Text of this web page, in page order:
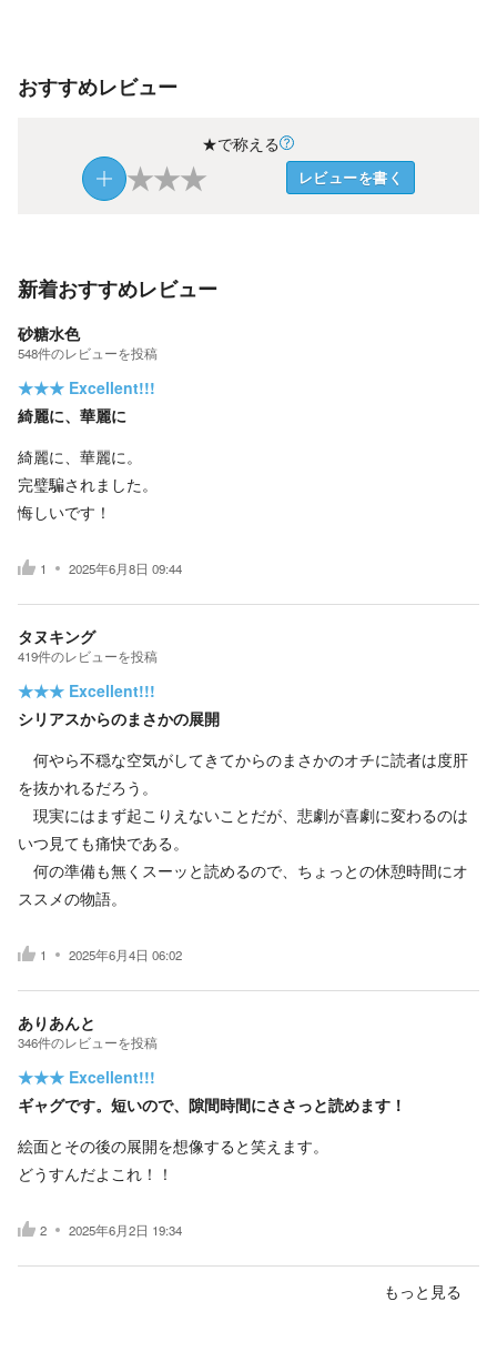
おすすめレビュー
★で称える
★★★ レビューを書く
新着おすすめレビュー
砂糖水色
548件のレビューを投稿
★★★ Excellent!!!
綺麗に、華麗に
綺麗に、華麗に。
完璧騙されました。
悔しいです！
1 2025年6月8日 09:44
タヌキング
419件のレビューを投稿
★★★ Excellent!!!
シリアスからのまさかの展開
何やら不穏な空気がしてきてからのまさかのオチに読者は度肝
を抜かれるだろう。
現実にはまず起こりえないことだが、悲劇が喜劇に変わるのは
いつ見ても痛快である。
何の準備も無くスーッと読めるので、ちょっとの休憩時間にオ
ススメの物語。
1 2025年6月4日 06:02
ありあんと
346件のレビューを投稿
★★★ Excellent!!!
ギャグです。短いので、隙間時間にささっと読めます！
絵面とその後の展開を想像すると笑えます。
どうすんだよこれ！！
2 2025年6月2日 19:34
もっと見る